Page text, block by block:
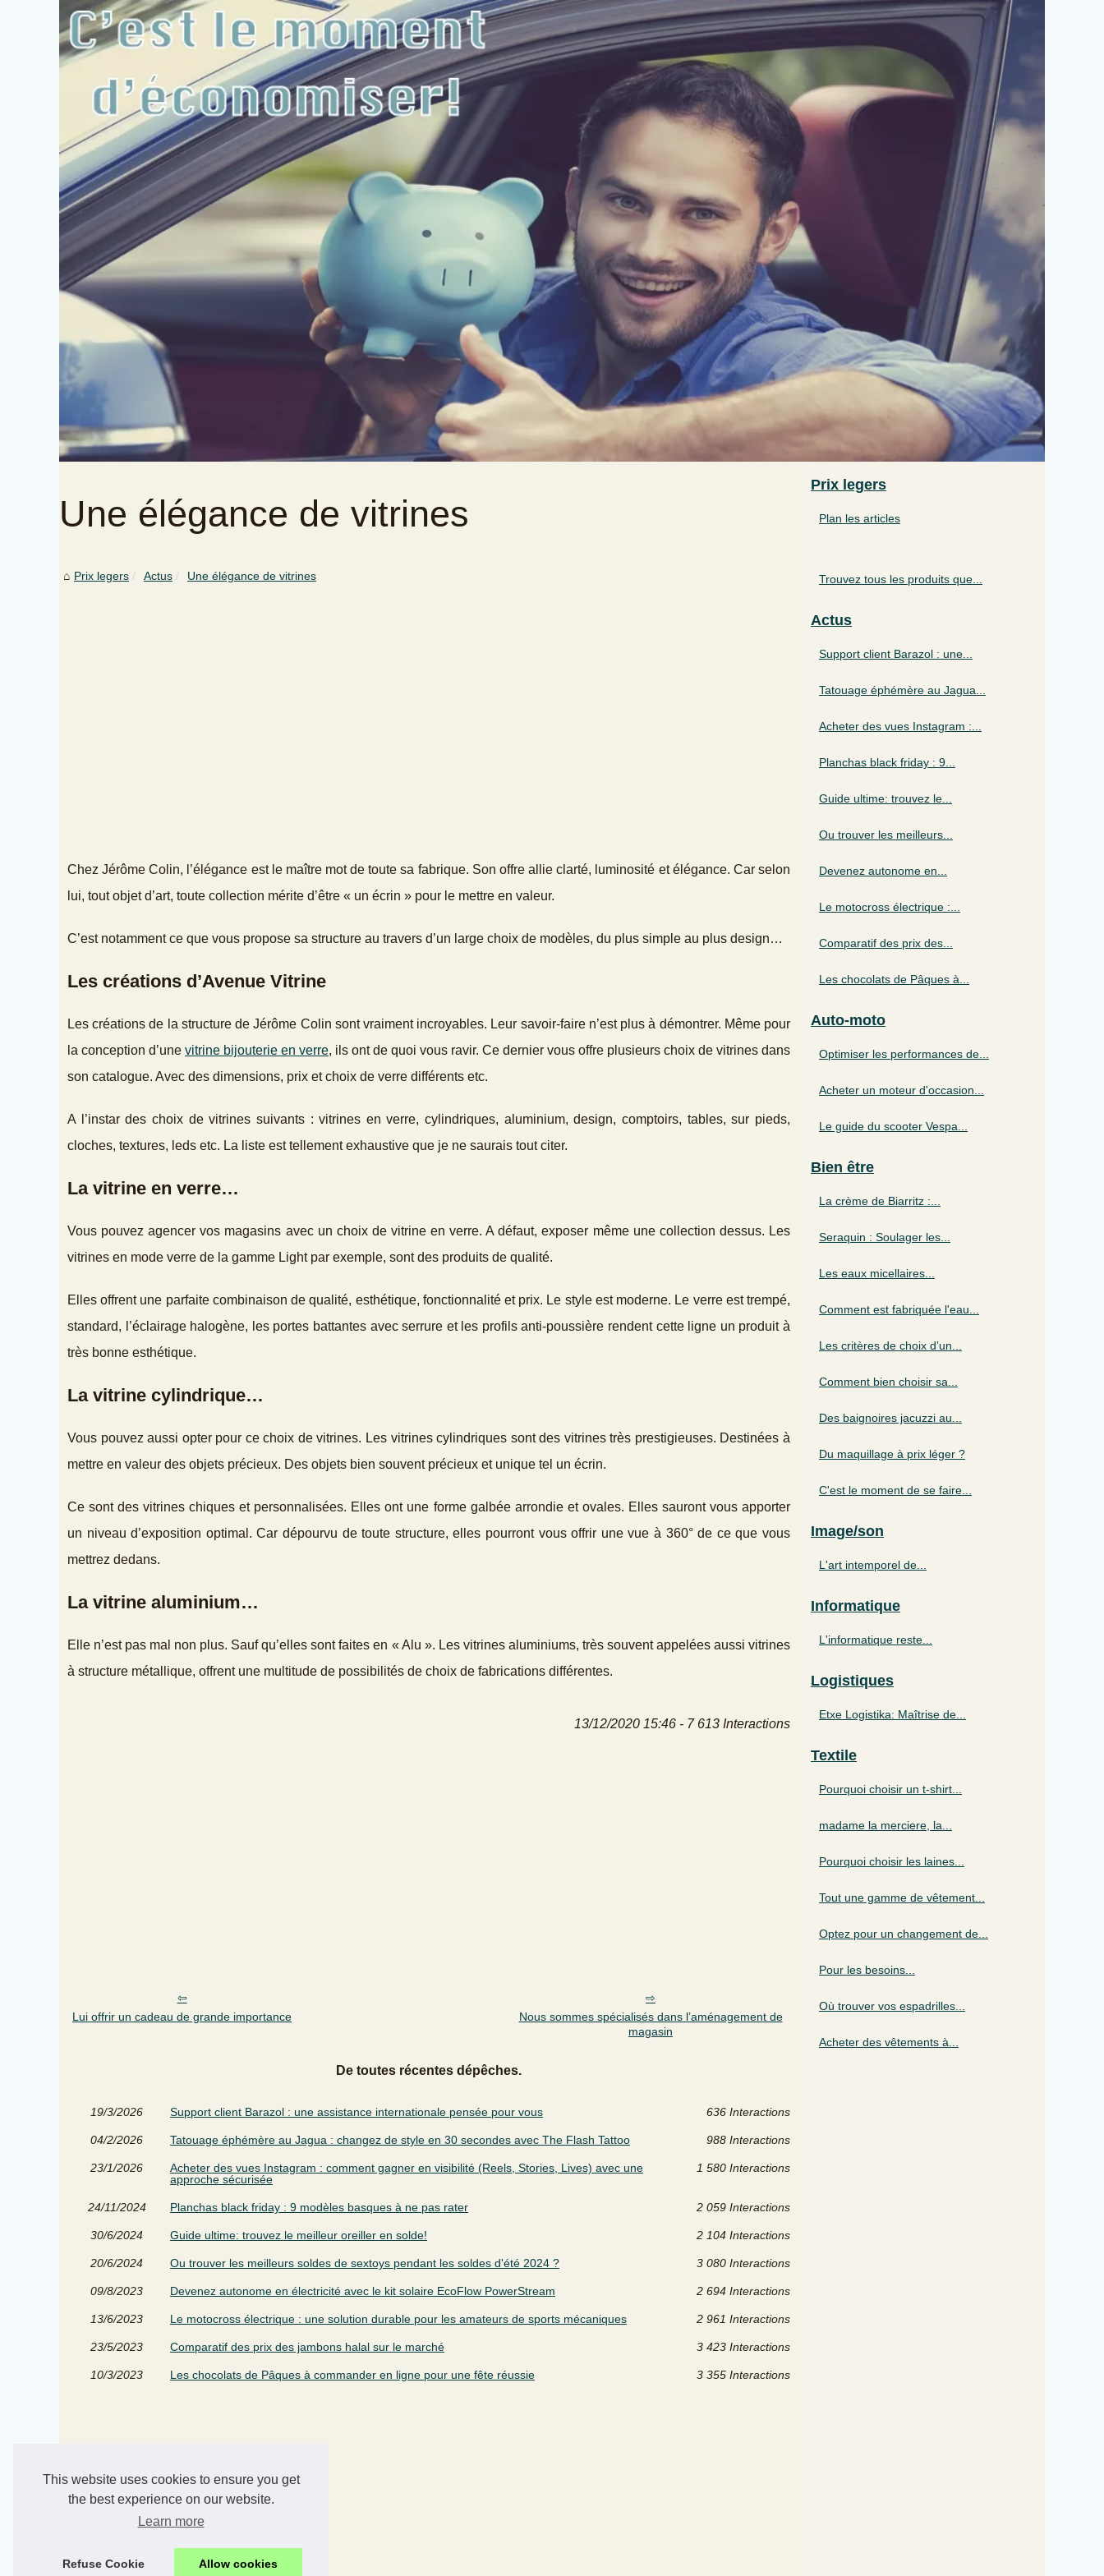
This website uses cookies to ensure you get
the best experience on our website.
Learn more
Refuse Cookie Allow cookies
Une élégance de vitrines
Prix legers Actus Une élégance de vitrines
Chez Jérôme Colin, l’élégance est le maître mot de toute sa fabrique. Son offre allie clarté, luminosité et élégance. Car selon
lui, tout objet d’art, toute collection mérite d’être « un écrin » pour le mettre en valeur.
C’est notamment ce que vous propose sa structure au travers d’un large choix de modèles, du plus simple au plus design…
Les créations d’Avenue Vitrine
Les créations de la structure de Jérôme Colin sont vraiment incroyables. Leur savoir-faire n’est plus à démontrer. Même pour
la conception d’une vitrine bijouterie en verre, ils ont de quoi vous ravir. Ce dernier vous offre plusieurs choix de vitrines dans
son catalogue. Avec des dimensions, prix et choix de verre différents etc.
A l’instar des choix de vitrines suivants : vitrines en verre, cylindriques, aluminium, design, comptoirs, tables, sur pieds,
cloches, textures, leds etc. La liste est tellement exhaustive que je ne saurais tout citer.
La vitrine en verre…
Vous pouvez agencer vos magasins avec un choix de vitrine en verre. A défaut, exposer même une collection dessus. Les
vitrines en mode verre de la gamme Light par exemple, sont des produits de qualité.
Elles offrent une parfaite combinaison de qualité, esthétique, fonctionnalité et prix. Le style est moderne. Le verre est trempé,
standard, l’éclairage halogène, les portes battantes avec serrure et les profils anti-poussière rendent cette ligne un produit à
très bonne esthétique.
La vitrine cylindrique…
Vous pouvez aussi opter pour ce choix de vitrines. Les vitrines cylindriques sont des vitrines très prestigieuses. Destinées à
mettre en valeur des objets précieux. Des objets bien souvent précieux et unique tel un écrin.
Ce sont des vitrines chiques et personnalisées. Elles ont une forme galbée arrondie et ovales. Elles sauront vous apporter
un niveau d’exposition optimal. Car dépourvu de toute structure, elles pourront vous offrir une vue à 360° de ce que vous
mettrez dedans.
La vitrine aluminium…
Elle n’est pas mal non plus. Sauf qu’elles sont faites en « Alu ». Les vitrines aluminiums, très souvent appelées aussi vitrines
à structure métallique, offrent une multitude de possibilités de choix de fabrications différentes.
13/12/2020 15:46 - 7 613 Interactions
Lui offrir un cadeau de grande importance
Nous sommes spécialisés dans l’aménagement de
magasin
De toutes récentes dépêches.
19/3/2026 Support client Barazol : une assistance internationale pensée pour vous 636 Interactions
04/2/2026 Tatouage éphémère au Jagua : changez de style en 30 secondes avec The Flash Tattoo 988 Interactions
23/1/2026
Acheter des vues Instagram : comment gagner en visibilité (Reels, Stories, Lives) avec une
approche sécurisée
1 580 Interactions
24/11/2024 Planchas black friday : 9 modèles basques à ne pas rater 2 059 Interactions
30/6/2024 Guide ultime: trouvez le meilleur oreiller en solde! 2 104 Interactions
20/6/2024 Ou trouver les meilleurs soldes de sextoys pendant les soldes d'été 2024 ? 3 080 Interactions
09/8/2023 Devenez autonome en électricité avec le kit solaire EcoFlow PowerStream 2 694 Interactions
13/6/2023 Le motocross électrique : une solution durable pour les amateurs de sports mécaniques 2 961 Interactions
23/5/2023 Comparatif des prix des jambons halal sur le marché 3 423 Interactions
10/3/2023 Les chocolats de Pâques à commander en ligne pour une fête réussie 3 355 Interactions
Prix legers
Plan les articles
Trouvez tous les produits que...
Actus
Support client Barazol : une...
Tatouage éphémère au Jagua...
Acheter des vues Instagram :...
Planchas black friday : 9...
Guide ultime: trouvez le...
Ou trouver les meilleurs...
Devenez autonome en...
Le motocross électrique :...
Comparatif des prix des...
Les chocolats de Pâques à...
Auto-moto
Optimiser les performances de...
Acheter un moteur d'occasion...
Le guide du scooter Vespa...
Bien être
La crème de Biarritz :...
Seraquin : Soulager les...
Les eaux micellaires...
Comment est fabriquée l'eau...
Les critères de choix d’un...
Comment bien choisir sa...
Des baignoires jacuzzi au...
Du maquillage à prix léger ?
C'est le moment de se faire...
Image/son
L'art intemporel de...
Informatique
L'informatique reste...
Logistiques
Etxe Logistika: Maîtrise de...
Textile
Pourquoi choisir un t-shirt...
madame la merciere, la...
Pourquoi choisir les laines...
Tout une gamme de vêtement...
Optez pour un changement de...
Pour les besoins...
Où trouver vos espadrilles...
Acheter des vêtements à...